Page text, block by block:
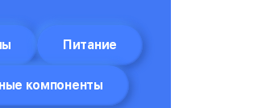
Питание
компоненты